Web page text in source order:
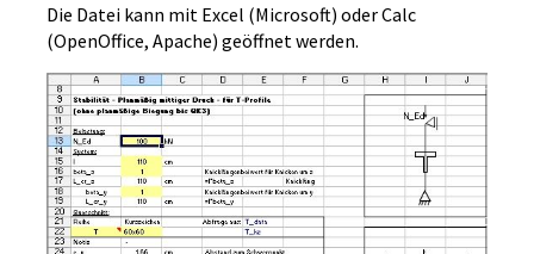
Die Datei kann mit Excel (Microsoft) oder Calc
(OpenOffice, Apache) geöffnet werden.